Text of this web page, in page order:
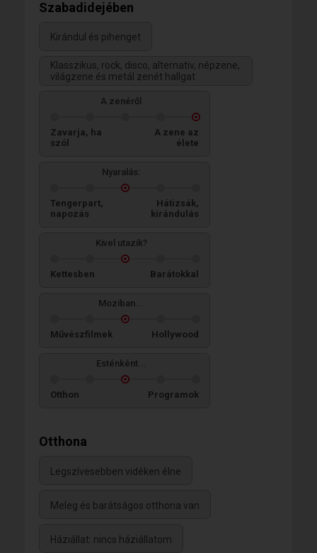
Szabadidejében
Kirándul és pihenget
Klasszikus, rock, disco, alternativ, népzene,
világzene és metál zenét hallgat
A zenéről
Zavarja, ha
szól
A zene az
élete
Nyaralás:
Tengerpart,
napozás
Hátizsák,
kirándulás
Kivel utazik?
Kettesben Barátokkal
Moziban...
Művészfilmek Hollywood
Esténként...
Otthon Programok
Otthona
Legszívesebben vidéken élne
Meleg és barátságos otthona van
Háziállat: nincs háziállatom